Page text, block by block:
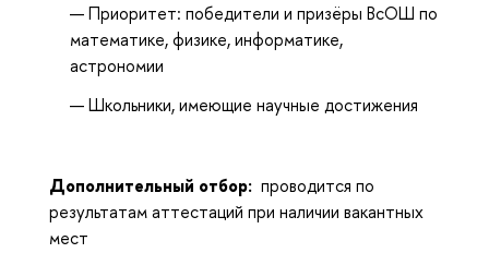
Приоритет: победители и призёры ВсОШ по
математике, физике, информатике,
астрономии
Школьники, имеющие научные достижения
Дополнительный отбор: проводится по
результатам аттестаций при наличии вакантных
мест